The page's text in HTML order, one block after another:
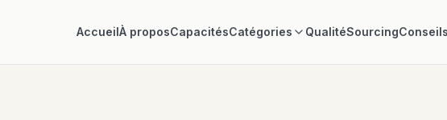
AccueilÀ proposCapacitésCatégories QualitéSourcingConseils